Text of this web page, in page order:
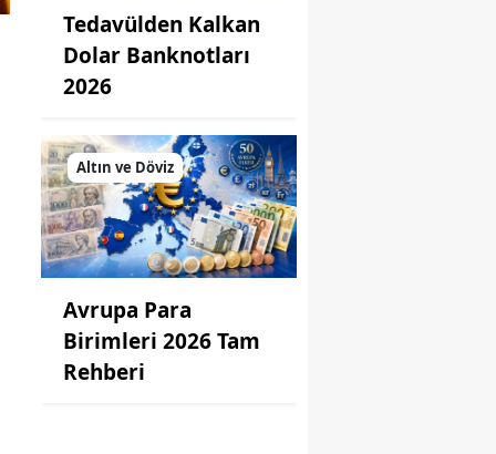
Tedavülden Kalkan
Dolar Banknotları
2026
Altın ve Döviz
Avrupa Para
Birimleri 2026 Tam
Rehberi